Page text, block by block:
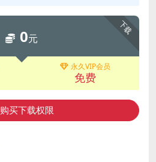
下载
0元
永久VIP会员
免费
购买下载权限